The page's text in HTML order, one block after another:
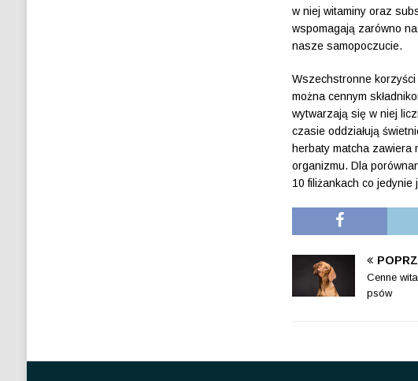
w niej witaminy oraz
wspomagają zarówno
nasze samopoczucie.
Wszechstronne
można cennym
wytwarzają się w niej
czasie oddziałują
herbaty matcha zawiera
organizmu. Dla
10 filiżankach co jedynie
Cenne
psów